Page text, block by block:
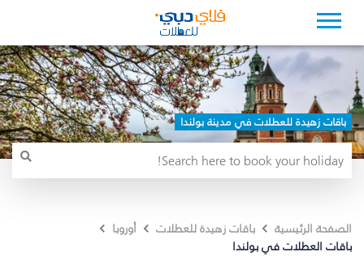
باقات زهيدة للعطلات في مدينة بولندا
الصفحة الرئيسية باقات زهيدة للعطلات
أوروبا
باقات العطلات في بولندا